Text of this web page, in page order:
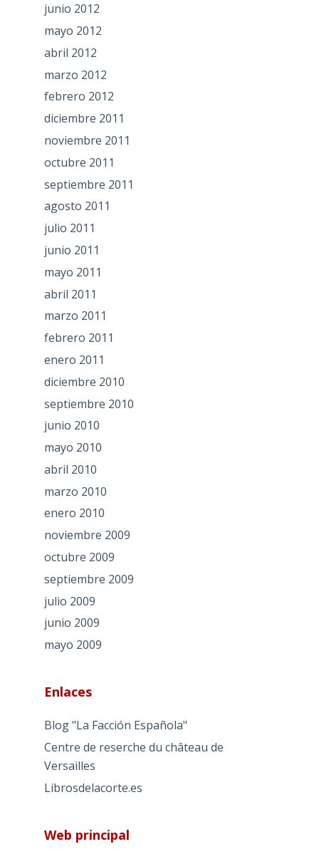
junio 2012
mayo 2012
abril 2012
marzo 2012
febrero 2012
diciembre 2011
noviembre 2011
octubre 2011
septiembre 2011
agosto 2011
julio 2011
junio 2011
mayo 2011
abril 2011
marzo 2011
febrero 2011
enero 2011
diciembre 2010
septiembre 2010
junio 2010
mayo 2010
abril 2010
marzo 2010
enero 2010
noviembre 2009
octubre 2009
septiembre 2009
julio 2009
junio 2009
mayo 2009
Enlaces
Blog "La Facción Española"
Centre de reserche du château de
Versailles
Librosdelacorte.es
Web principal